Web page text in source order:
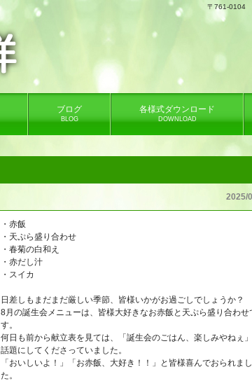
〒761-0104
ブログ
BLOG
各様式ダウンロード
DOWNLOAD
2025/
・赤飯
・天ぷら盛り合わせ
・春菊の白和え
・赤だし汁
・スイカ
日差しもまだまだ厳しい季節、皆様いかがお過ごしでしょうか？
8月の誕生会メニューは、皆様大好きなお赤飯と天ぷら盛り合わせ
す。
何日も前から献立表を見ては、「誕生会のごはん、楽しみやねぇ
話題にしてくださっていました。
「おいしいよ！」「お赤飯、大好き！！」と皆様喜んでおられまし
た。